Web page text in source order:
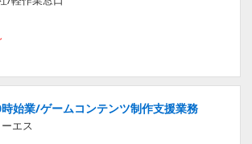
始業/ゲームコンテンツ制作支援業務
エス